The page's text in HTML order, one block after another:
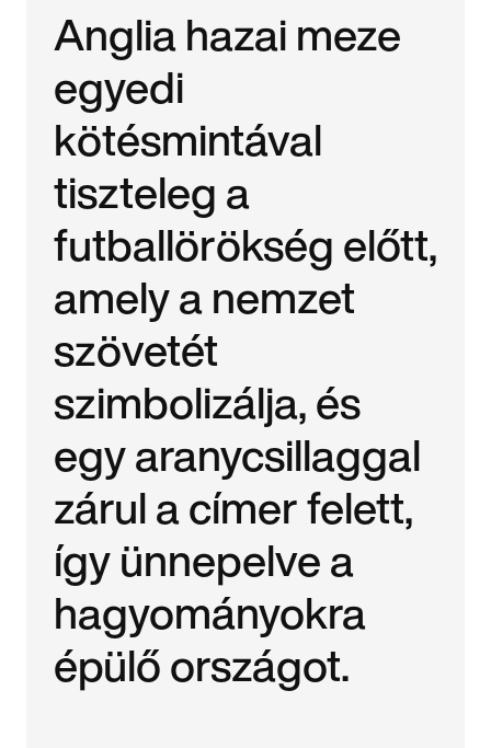
Anglia hazai meze
egyedi
kötésmintával
tiszteleg a
futballörökség előtt,
amely a nemzet
szövetét
szimbolizálja, és
egy aranycsillaggal
zárul a címer felett,
így ünnepelve a
hagyományokra
épülő országot.